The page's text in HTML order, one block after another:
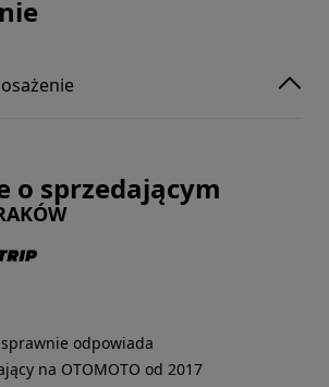
o sprzedającym
odpowiada
na OTOMOTO od 2017